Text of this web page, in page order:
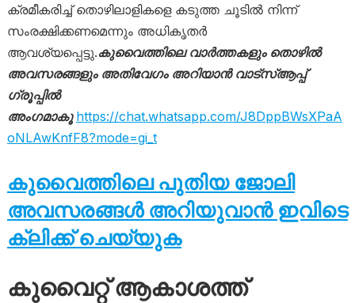
ക്രമീകരിച്ച് തൊഴിലാളികളെ കടുത്ത ചൂടിൽ നിന്ന്
സംരക്ഷിക്കണമെന്നും അധികൃതർ
ആവശ്യപ്പെട്ടു.കുവൈത്തിലെ വാർത്തകളും തൊഴിൽ
അവസരങ്ങളും അതിവേഗം അറിയാൻ വാട്സ്ആപ്പ്
ഗ്രൂപ്പിൽ
അംഗമാകൂ https://chat.whatsapp.com/J8DppBWsXPaA
oNLAwKnfF8?mode=gi_t
കുവൈത്തിലെ പുതിയ ജോലി
അവസരങ്ങൾ അറിയുവാൻ ഇവിടെ
ക്ലിക്ക് ചെയ്യുക
കുവൈറ്റ് ആകാശത്ത്